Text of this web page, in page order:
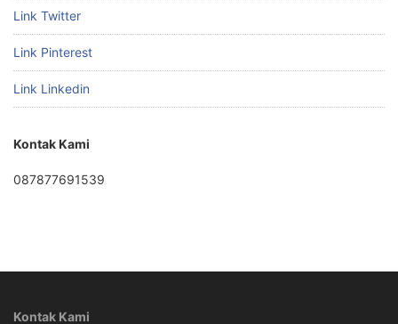
Link Twitter
Link Pinterest
Link Linkedin
Kontak Kami
087877691539
Kontak Kami